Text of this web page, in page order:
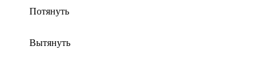
Потянуть
Вытянуть